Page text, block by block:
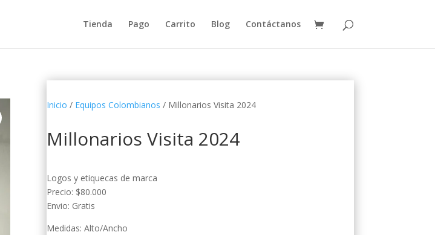
Tienda Pago Carrito Blog Contáctanos
Inicio / Equipos Colombianos / Millonarios Visita 2024
Millonarios Visita 2024
Logos y etiquecas de marca
Precio: $80.000
Envio: Gratis
Medidas: Alto/Ancho